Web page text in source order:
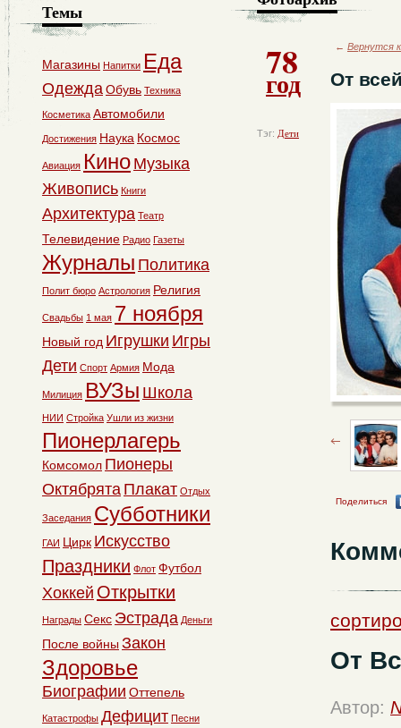
78
год
Тэг: Дети
← Вернутся
От
Поделиться
От
Автор:
Темы
Магазины Напитки Еда
ОдеждаОбувь Техника
Косметика Автомобили
Достижения Наука Космос
Авиация Кино Музыка
Живопись Книги
Архитектура Театр
Телевидение Радио Газеты
Журналы Политика
Полит бюро Астрология Религия
Свадьбы 1 мая 7 ноября
Новый год Игрушки Игры
Дети Спорт Армия Мода
Милиция ВУЗы Школа
НИИ Стройка Ушли из жизни
Пионерлагерь
Комсомол Пионеры
Октябрята Плакат Отдых
Заседания Субботники
ГАИ Цирк Искусство
Праздники Флот Футбол
Хоккей Открытки
Награды Секс Эстрада Деньги
После войны Закон
Здоровье
Биографии Оттепель
Катастрофы Дефицит Песни